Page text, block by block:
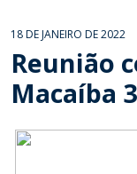
18 DE JANEIRO DE 2022
Reunião
Macaíba 3